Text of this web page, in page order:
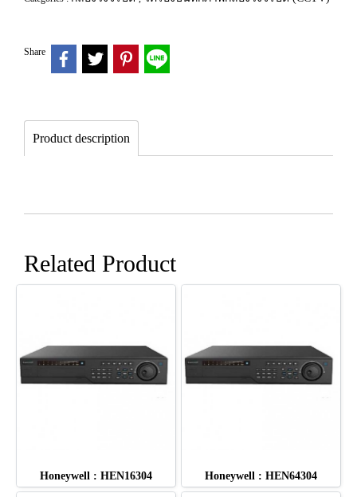
Share
Product description
Related Product
Honeywell : HEN16304 Honeywell : HEN64304